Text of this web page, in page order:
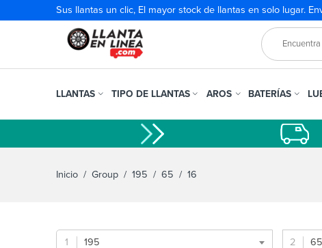
Sus llantas un clic, El mayor stock de llantas en solo lugar.
LLANTAS TIPO DE LLANTAS AROS BATERÍAS
Inicio / Group / 195 / 65 / 16
195 65